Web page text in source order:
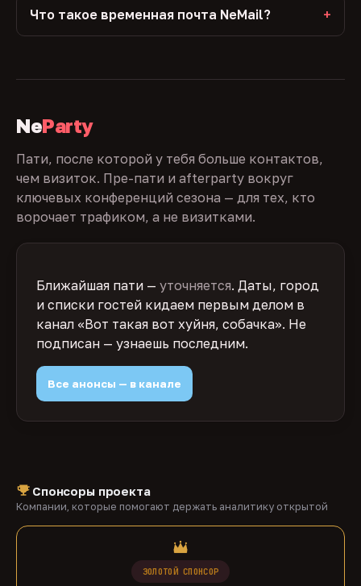
Что такое временная почта NeMail?
NeParty
Пати, после которой у тебя больше контактов,
чем визиток. Пре-пати и afterparty вокруг
ключевых конференций сезона — для тех, кто
ворочает трафиком, а не визитками.
Ближайшая пати — уточняется. Даты, город
и списки гостей кидаем первым делом в
канал «Вот такая вот хуйня, собачка». Не
подписан — узнаешь последним.
Все анонсы — в канале
Спонсоры проекта
Компании, которые помогают держать аналитику открытой
ЗОЛОТОЙ СПОНСОР